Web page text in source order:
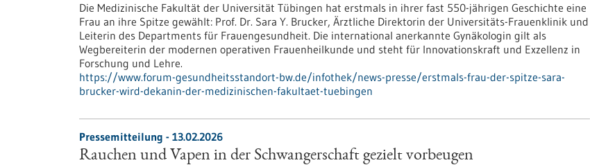
Die Medizinische Fakultät der Universität Tübingen hat erstmals in ihrer fast 550-jährigen Geschichte eine
Frau an ihre Spitze gewählt: Prof. Dr. Sara Y. Brucker, Ärztliche Direktorin der Universitäts-Frauenklinik und
Leiterin des Departments für Frauengesundheit. Die international anerkannte Gynäkologin gilt als
Wegbereiterin der modernen operativen Frauenheilkunde und steht für Innovationskraft und Exzellenz in
Forschung und Lehre.
https://www.forum-gesundheitsstandort-bw.de/infothek/news-presse/erstmals-frau-der-spitze-sara-
brucker-wird-dekanin-der-medizinischen-fakultaet-tuebingen
Pressemitteilung - 13.02.2026
Rauchen und Vapen in der Schwangerschaft gezielt vorbeugen